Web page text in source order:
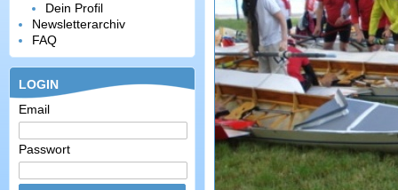
Dein Profil
Newsletterarchiv
FAQ
LOGIN
Email
Passwort